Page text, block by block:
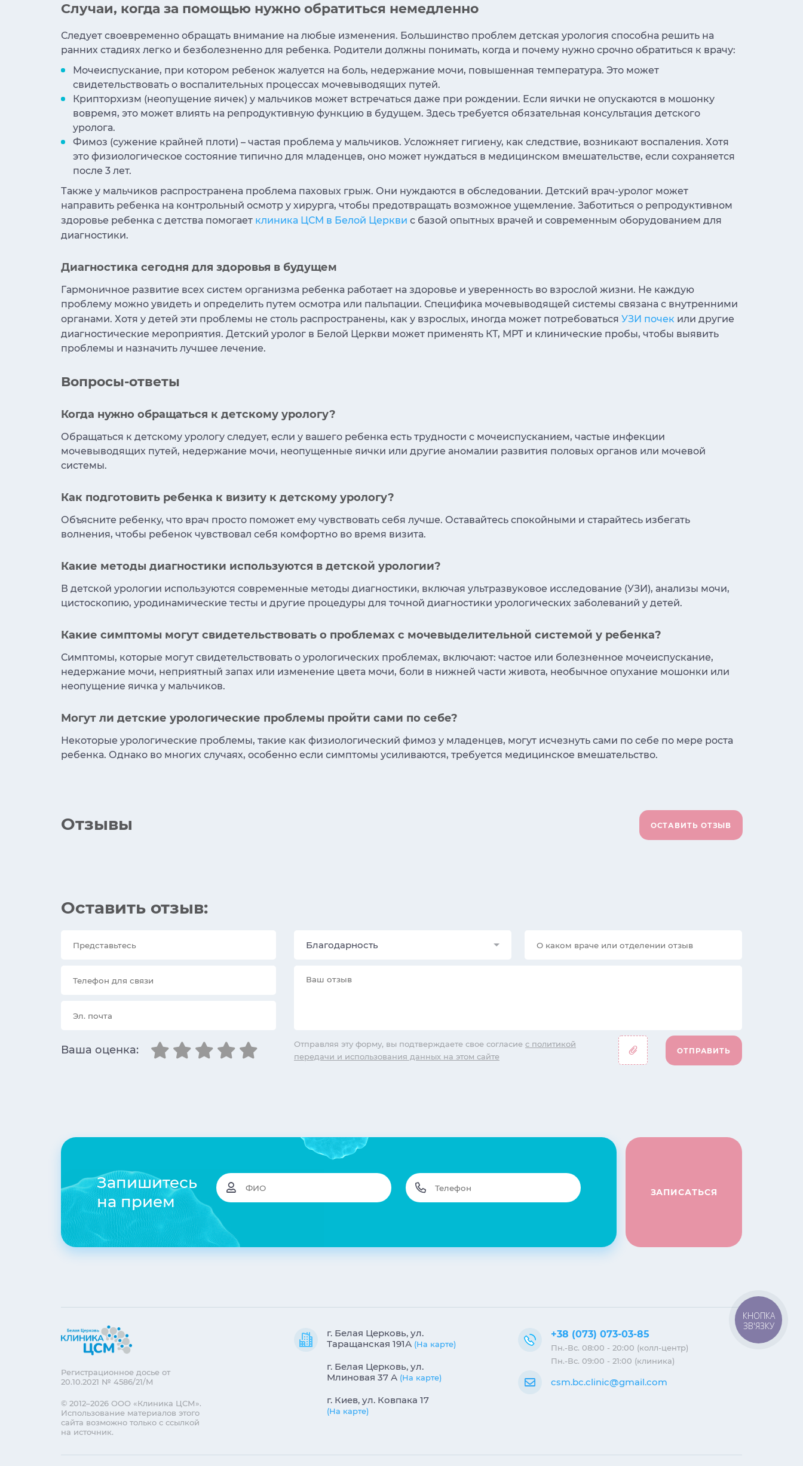
Случаи, когда за помощью нужно обратиться немедленно
Следует своевременно обращать внимание на любые изменения. Большинство проблем детская урология способна решить на
ранних стадиях легко и безболезненно для ребенка. Родители должны понимать, когда и почему нужно срочно обратиться к врачу:
Мочеиспускание, при котором ребенок жалуется на боль, недержание мочи, повышенная температура. Это может
свидетельствовать о воспалительных процессах мочевыводящих путей.
Крипторхизм (неопущение яичек) у мальчиков может встречаться даже при рождении. Если яички не опускаются в мошонку
вовремя, это может влиять на репродуктивную функцию в будущем. Здесь требуется обязательная консультация детского
уролога.
Фимоз (сужение крайней плоти) – частая проблема у мальчиков. Усложняет гигиену, как следствие, возникают воспаления. Хотя
это физиологическое состояние типично для младенцев, оно может нуждаться в медицинском вмешательстве, если сохраняется
после 3 лет.
Также у мальчиков распространена проблема паховых грыж. Они нуждаются в обследовании. Детский врач-уролог может
направить ребенка на контрольный осмотр у хирурга, чтобы предотвращать возможное ущемление. Заботиться о репродуктивном
здоровье ребенка с детства помогает клиника ЦСМ в Белой Церкви с базой опытных врачей и современным оборудованием для
диагностики.
Диагностика сегодня для здоровья в будущем
Гармоничное развитие всех систем организма ребенка работает на здоровье и уверенность во взрослой жизни. Не каждую
проблему можно увидеть и определить путем осмотра или пальпации. Специфика мочевыводящей системы связана с внутренними
органами. Хотя у детей эти проблемы не столь распространены, как у взрослых, иногда может потребоваться УЗИ почек или другие
диагностические мероприятия. Детский уролог в Белой Церкви может применять КТ, МРТ и клинические пробы, чтобы выявить
проблемы и назначить лучшее лечение.
Вопросы-ответы
Когда нужно обращаться к детскому урологу?
Обращаться к детскому урологу следует, если у вашего ребенка есть трудности с мочеиспусканием, частые инфекции
мочевыводящих путей, недержание мочи, неопущенные яички или другие аномалии развития половых органов или мочевой
системы.
Как подготовить ребенка к визиту к детскому урологу?
Объясните ребенку, что врач просто поможет ему чувствовать себя лучше. Оставайтесь спокойными и старайтесь избегать
волнения, чтобы ребенок чувствовал себя комфортно во время визита.
Какие методы диагностики используются в детской урологии?
В детской урологии используются современные методы диагностики, включая ультразвуковое исследование (УЗИ), анализы мочи,
цистоскопию, уродинамические тесты и другие процедуры для точной диагностики урологических заболеваний у детей.
Какие симптомы могут свидетельствовать о проблемах с мочевыделительной системой у ребенка?
Симптомы, которые могут свидетельствовать о урологических проблемах, включают: частое или болезненное мочеиспускание,
недержание мочи, неприятный запах или изменение цвета мочи, боли в нижней части живота, необычное опухание мошонки или
неопущение яичка у мальчиков.
Могут ли детские урологические проблемы пройти сами по себе?
Некоторые урологические проблемы, такие как физиологический фимоз у младенцев, могут исчезнуть сами по себе по мере роста
ребенка. Однако во многих случаях, особенно если симптомы усиливаются, требуется медицинское вмешательство.
Отзывы ОСТАВИТЬ ОТЗЫВ
Оставить отзыв:
Ваша оценка:
Благодарность
Отправляя эту форму, вы подтверждаете свое согласие с политикой
передачи и использования данных на этом сайте
Запишитесь
на прием
Регистрационное досье от
20.10.2021 № 4586/21/М
© 2012–2026 ООО «Клиника ЦСМ».
Использование материалов этого
сайта возможно только с ссылкой
на источник.
г. Белая Церковь, ул.
Таращанская 191А (На карте)
г. Белая Церковь, ул.
Млиновая 37 А (На карте)
г. Киев, ул. Ковпака 17
(На карте)
+38 (073) 073-03-85
Пн.-Вс. 08:00 - 20:00 (колл-центр)
Пн.-Вс. 09:00 - 21:00 (клиника)
csm.bc.clinic@gmail.com
КНОПКА
ЗВ'ЯЗКУ